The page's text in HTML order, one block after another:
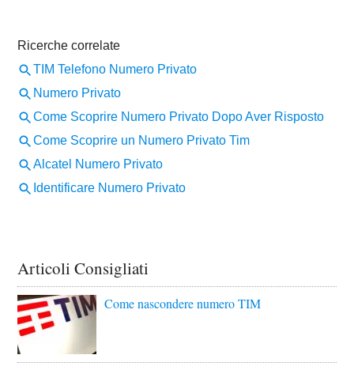
Articoli Consigliati
Come nascondere numero TIM